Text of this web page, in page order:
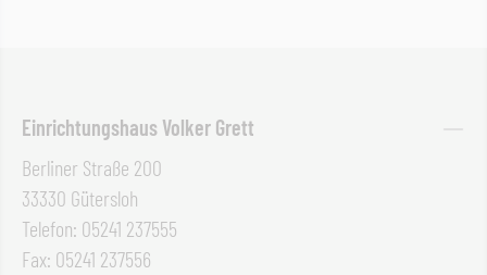
Einrichtungshaus Volker Grett
Berliner Straße 200
33330 Gütersloh
Telefon: 05241 237555
Fax: 05241 237556